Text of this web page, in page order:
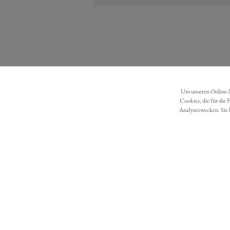
Um unseren
Cookies, die für die
Analysezwecken.